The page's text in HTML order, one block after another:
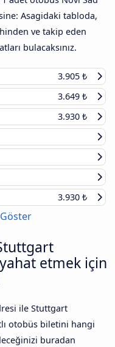
Asagidaki tabloda,
ve takip eden
bulacaksınız.
3.905 ₺
3.649 ₺
3.930 ₺
3.930 ₺
etmek için
ile Stuttgart
otobüs biletini hangi
buradan